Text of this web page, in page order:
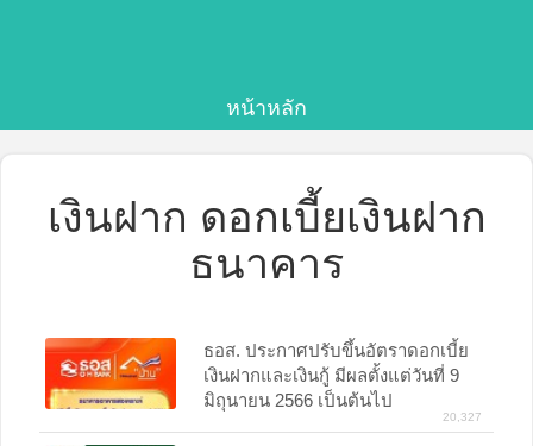
หน้าหลัก
เงินฝาก ดอกเบี้ยเงินฝาก
ธนาคาร
ธอส. ประกาศปรับขึ้นอัตราดอกเบี้ย
เงินฝากและเงินกู้ มีผลตั้งแต่วันที่ 9
มิถุนายน 2566 เป็นต้นไป
20,327